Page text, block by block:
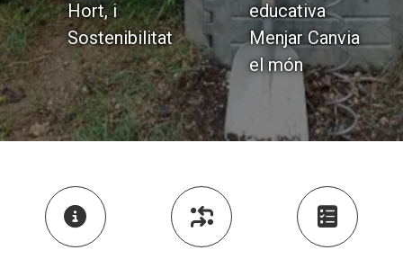
Hort, i
Sostenibilitat
educativa
Menjar Canvia
el món
  
CONEIX FUNDESPLAI
La Fundació
CONEIX FUNDESPLAI
La Fundació